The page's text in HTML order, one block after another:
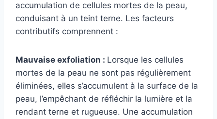
accumulation de cellules mortes de la peau,
conduisant à un teint terne. Les facteurs
contributifs comprennent :
Mauvaise exfoliation : Lorsque les cellules
mortes de la peau ne sont pas régulièrement
éliminées, elles s’accumulent à la surface de la
peau, l’empêchant de réfléchir la lumière et la
rendant terne et rugueuse. Une accumulation